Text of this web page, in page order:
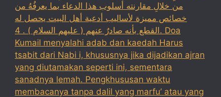
من خلالِ مقارنته أسلوب هذا الدعاء بما يعرفُهُ من
خصائص مميزة لأساليب أدعية أهل البيت يحصل له
القطع بأنه صادرٌ عنهم ( عليهم السلام ) . 4. Doa
Kumail menyalahi adab dan kaedah Harus
tsabit dari Nabi i, khususnya jika dijadikan ajran
yang diutamakan seperti ini, sementara
sanadnya lemah. Pengkhususan waktu
membacanya tanpa dalil yang marfu’ atau yang